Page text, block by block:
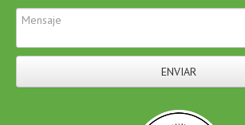
ENVIAR